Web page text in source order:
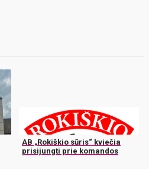
AB „Rokiškio sūris“ kviečia
prisijungti prie komandos